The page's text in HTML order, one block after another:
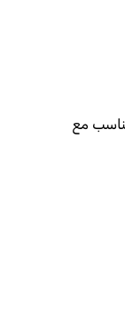
له بما يتناسب مع